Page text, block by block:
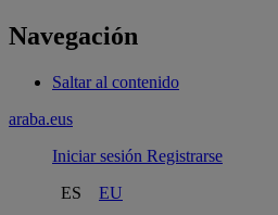
Navegación
Saltar al contenido
araba.eus
Iniciar sesión Registrarse
ES
EU